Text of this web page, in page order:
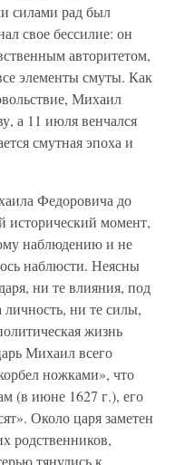
силами рад был
свое бессилие: он
авторитетом,
элементы смуты. Как
Михаил
а 11 июля венчался
смутная эпоха и
Федоровича до
исторический момент,
наблюдению и не
наблюсти. Неясны
ни те влияния, под
ни те силы,
жизнь
Михаил всего
ножками», что
(в июне 1627 г.), его
Около царя заметен
родственников,
тянулись к